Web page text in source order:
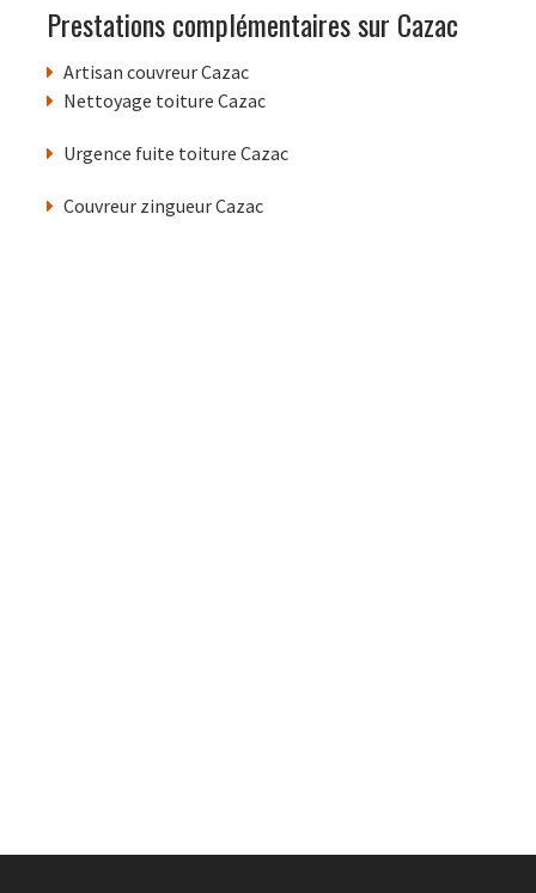
Prestations complémentaires sur Cazac
Artisan couvreur Cazac
Nettoyage toiture Cazac
Urgence fuite toiture Cazac
Couvreur zingueur Cazac